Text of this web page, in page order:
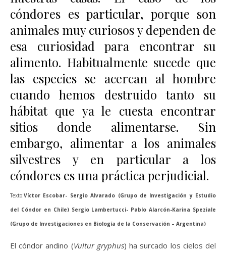
cóndores es particular, porque son
animales muy curiosos y dependen de
esa curiosidad para encontrar su
alimento. Habitualmente sucede que
las especies se acercan al hombre
cuando hemos destruido tanto su
hábitat que ya le cuesta encontrar
sitios donde alimentarse. Sin
embargo, alimentar a los animales
silvestres y en particular a los
cóndores es una práctica perjudicial.
Texto:Víctor Escobar- Sergio Alvarado (Grupo de Investigación y Estudio
del Cóndor en Chile) Sergio Lambertucci- Pablo Alarcón-Karina Speziale
(Grupo de Investigaciones en Biología de la Conservación – Argentina)
El cóndor andino (Vultur gryphus) ha surcado los cielos del